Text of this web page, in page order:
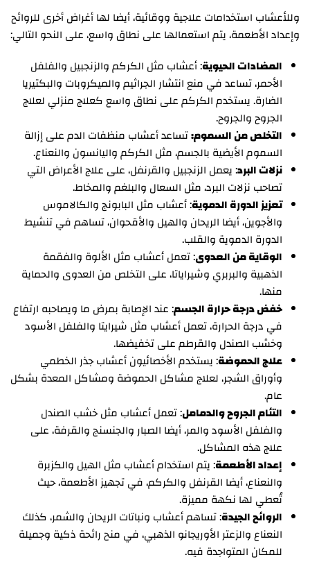
وللأعشاب استخدامات علاجية ووقائية، أيضا لها أغراض أخرى للروائح
وإعداد الأطعمة، يتم استعمالها على نطاق واسع، على النحو التالي:
المضادات الحيوية: أعشاب مثل الكركم والزنجبيل والفلفل
الأحمر، تساعد في منع انتشار الجراثيم والميكروبات والبكتيريا
الضارة. يستخدم الكركم على نطاق واسع كعلاج منزلي لعلاج
الجروح والجروح.
التخلص من السموم:تساعد أعشاب منظفات الدم على إزالة
السموم الأيضية بالجسم، مثل الكركم واليانسون والنعناع.
نزلات البرد: يعمل الزنجبيل والقرنفل، على علاج الأعراض التي
تصاحب نزلات البرد، مثل السعال والبلغم والمخاط.
تعزيز الدورة الدموية: أعشاب مثل البابونج والكالاموس
والأجوين، أيضا الريحان والهيل والأقحوان، تساهم في تنشيط
الدورة الدموية والقلب.
الوقاية من العدوى: تعمل أعشاب مثل الألوة والفقمة
الذهبية والبربري وشيراياتا، على التخلص من العدوى والحماية
منها.
خفض درجة حرارة الجسم: عند الإصابة بمرض ما ويصاحبه ارتفاع
في درجة الحرارة، تعمل أعشاب مثل شيرايتا والفلفل الأسود
وخشب الصندل والقرطم على تخفيضها.
علاج الحموضة: يستخدم الأخصائيون أعشاب جذر الخطمي
وأوراق الشجر، لعلاج مشاكل الحموضة ومشاكل المعدة بشكل
عام.
التئام الجروح والدمامل: تعمل أعشاب مثل خشب الصندل
والفلفل الأسود والمر، أيضا الصبار والجنسنج والقرفة، على
علاج هذه المشاكل.
إعداد الأطعمة: يتم استخدام أعشاب مثل الهيل والكزبرة
والنعناع، أيضا القرنفل والكركم، في تجهيز الأطعمة، حيث
تُعطي لها نكهة مميزة.
الروائح الجيدة: تساهم أعشاب ونباتات الريحان والشمر، كذلك
النعناع والزعتر الأوريجانو الذهبي، في منح رائحة ذكية وجميلة
للمكان المتواجدة فيه.